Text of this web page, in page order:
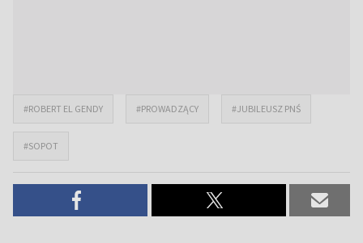
#ROBERT EL GENDY #PROWADZĄCY #JUBILEUSZ PNŚ
#SOPOT